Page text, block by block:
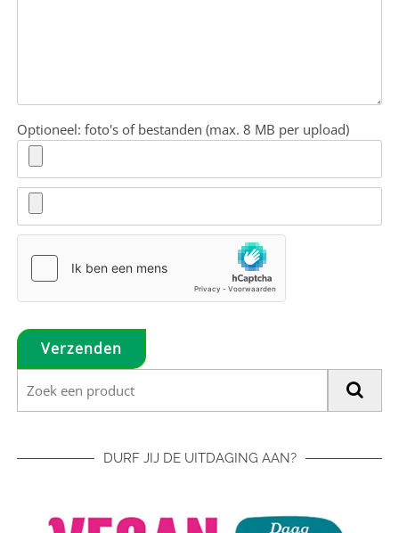
Optioneel: foto's of bestanden (max. 8 MB per upload)
DURF JIJ DE UITDAGING AAN?